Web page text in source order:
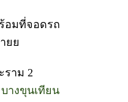
อมที่จอดรถ
ยย
ราม 2
างขุนเทียน